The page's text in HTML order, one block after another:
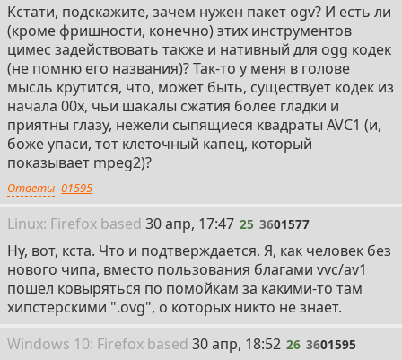
Кстати, подскажите, зачем нужен пакет ogv? И есть ли
(кроме фришности, конечно) этих инструментов
цимес задействовать также и нативный для ogg кодек
(не помню его названия)? Так-то у меня в голове
мысль крутится, что, может быть, существует кодек из
начала 00х, чьи шакалы сжатия более гладки и
приятны глазу, нежели сыпящиеся квадраты AVC1 (и,
боже упаси, тот клеточный капец, который
показывает mpeg2)?
Ответы 01595
Linux: Firefox based 25
30 апр, 17:47 25 3601577
Ну, вот, кста. Что и подтверждается. Я, как человек без
нового чипа, вместо пользования благами vvc/av1
пошел ковыряться по помойкам за какими-то там
хипстерскими ".ovg", о которых никто не знает.
Windows 10: Firefox based 26
30 апр, 18:52 26 3601595